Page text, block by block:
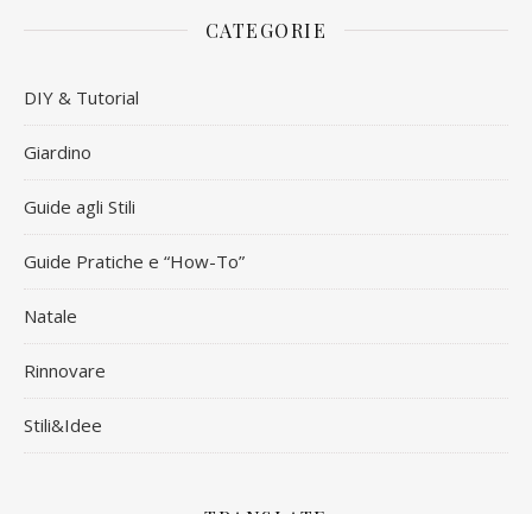
CATEGORIE
DIY & Tutorial
Giardino
Guide agli Stili
Guide Pratiche e “How-To”
Natale
Rinnovare
Stili&Idee